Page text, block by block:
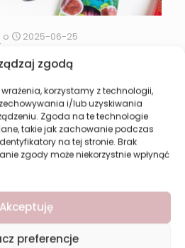
zgodą
korzystamy z technologii,
i/lub uzyskiwania
Zgoda na te technologie
takie jak zachowanie podczas
na tej stronie. Brak
zgody może niekorzystnie wpłynąć
Akceptuję
preferencje
o
2025-06-25
Podaruj mu ją z
z siebie wszystko – w pracy,
kiedy wreszcie przychodzi
często nie wiemy, co z[…]
Czytaj więcej